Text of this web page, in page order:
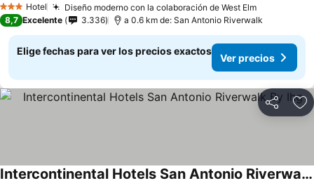
3 Estrellas
Hotel Diseño moderno con la colaboración de West Elm
8,7 Excelente 3.336 a 0.6 km de: San Antonio Riverwalk
Elige fechas para ver los precios exactos
Ver precios
Compartir
Intercontinental Hotels San Antonio Riverwalk By Ihg